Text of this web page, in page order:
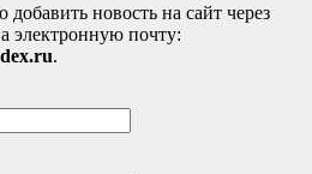
новость на сайт через
электронную почту:
.